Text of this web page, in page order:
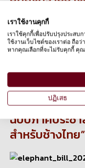
มาใช้ลากซุกล
ใช้ช้างในธุรกิจ
ละครสัตว์ หรือ
เร่ร่อนขอทานใ
ส่งช้างไปขายต่
กฎหมายคุ้มคร
ฉบับเดียว ดังนั้
ฉบับภาคประช
สำหรับช้างไทย”
เราใช้งานคุกกี้
เราใช้คุกกี้เพื่อปรับปรุงประส
ใช้งานเว็บไซต์ของเราต่อ ถื
หากคุณเลือกที่จะไม่รับคุกกี้ คุ
ปฏิเสธ